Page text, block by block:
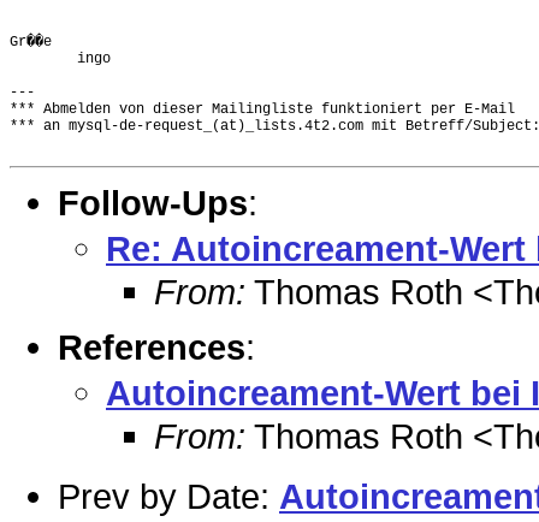
Gr��e
        ingo
---
*** Abmelden von dieser Mailingliste funktioniert per E-Mail
*** an mysql-de-request_(at)_lists.4t2.com mit Betreff/Subject:
Follow-Ups:
Re: Autoincreament-
From: Thomas Roth
References:
Autoincreament-Wert
From: Thomas Roth
Prev by Date: